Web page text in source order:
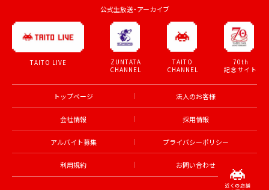
公式生放送・アーカイブ
TAITO LIVE
ZUNTATA
CHANNEL
TAITO
CHANNEL
70th
記念サイト
トップページ 法人のお客様
会社情報 採用情報
アルバイト募集 プライバシーポリシー
利用規約 お問い合わせ